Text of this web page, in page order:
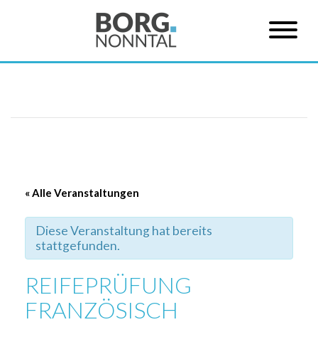
« Alle Veranstaltungen
Diese Veranstaltung hat bereits
stattgefunden.
REIFEPRÜFUNG
FRANZÖSISCH